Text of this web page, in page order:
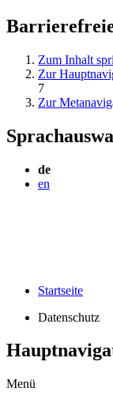
Zum Inhalt
Zur
7
Zur
de
en
Startseite
Datenschutz
Menü